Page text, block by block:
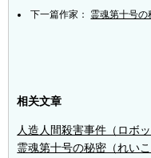
下一篇作家： 霊魂第十号の
相关文章
人造人間殺害事件（ロボ
霊魂第十号の秘密（れい